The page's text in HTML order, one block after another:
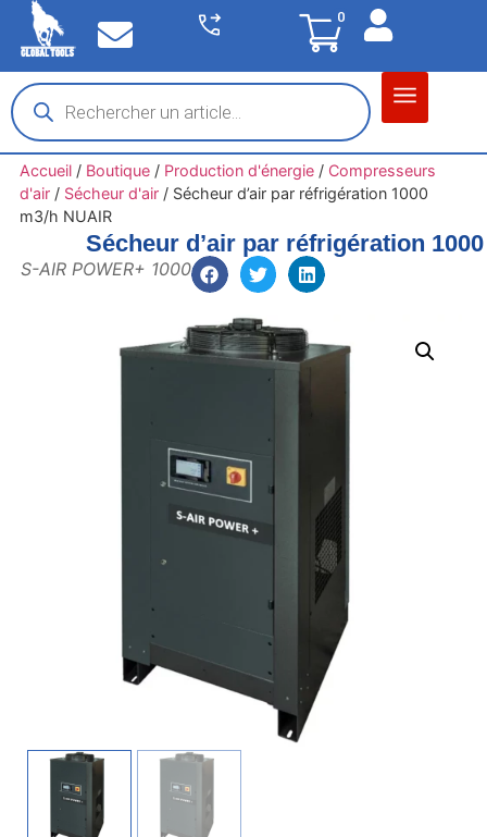
0
Accueil/ Boutique/ Production d'énergie/ Compresseurs
d'air/ Sécheur d'air/ Sécheur d’air par réfrigération 1000
m3/h NUAIR
Sécheur d’air par réfrigération
S-AIR POWER+ 1000